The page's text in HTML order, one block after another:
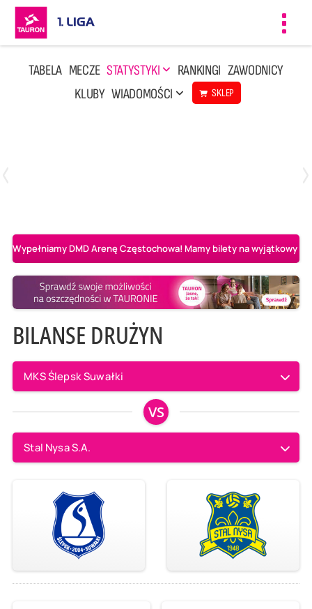
TABELA MECZE STATYSTYKI RANKINGI ZAWODNICY
KLUBY WIADOMOŚCI SKLEP
Wypełniamy DMD Arenę Częstochowa! Mamy bilety na wyjątkowy
BILANSE DRUŻYN
MKS Ślepsk Suwałki
VS
Stal Nysa S.A.